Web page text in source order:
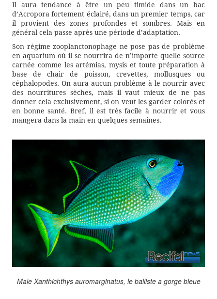
Il aura tendance à être un peu timide dans un bac
d’Acropora fortement éclairé, dans un premier temps, car
il provient des zones profondes et sombres. Mais en
général cela passe après une période d’adaptation.
Son régime zooplanctonophage ne pose pas de problème
en aquarium où il se nourrira de n’importe quelle source
carnée comme les artémias, mysis et toute préparation à
base de chair de poisson, crevettes, mollusques ou
céphalopodes. On aura aucun problème à le nourrir avec
des nourritures sèches, mais il vaut mieux de ne pas
donner cela exclusivement, si on veut les garder colorés et
en bonne santé. Bref, il est très facile à nourrir et vous
mangera dans la main en quelques semaines.
Male Xanthichthys auromarginatus, le balliste a gorge bleue